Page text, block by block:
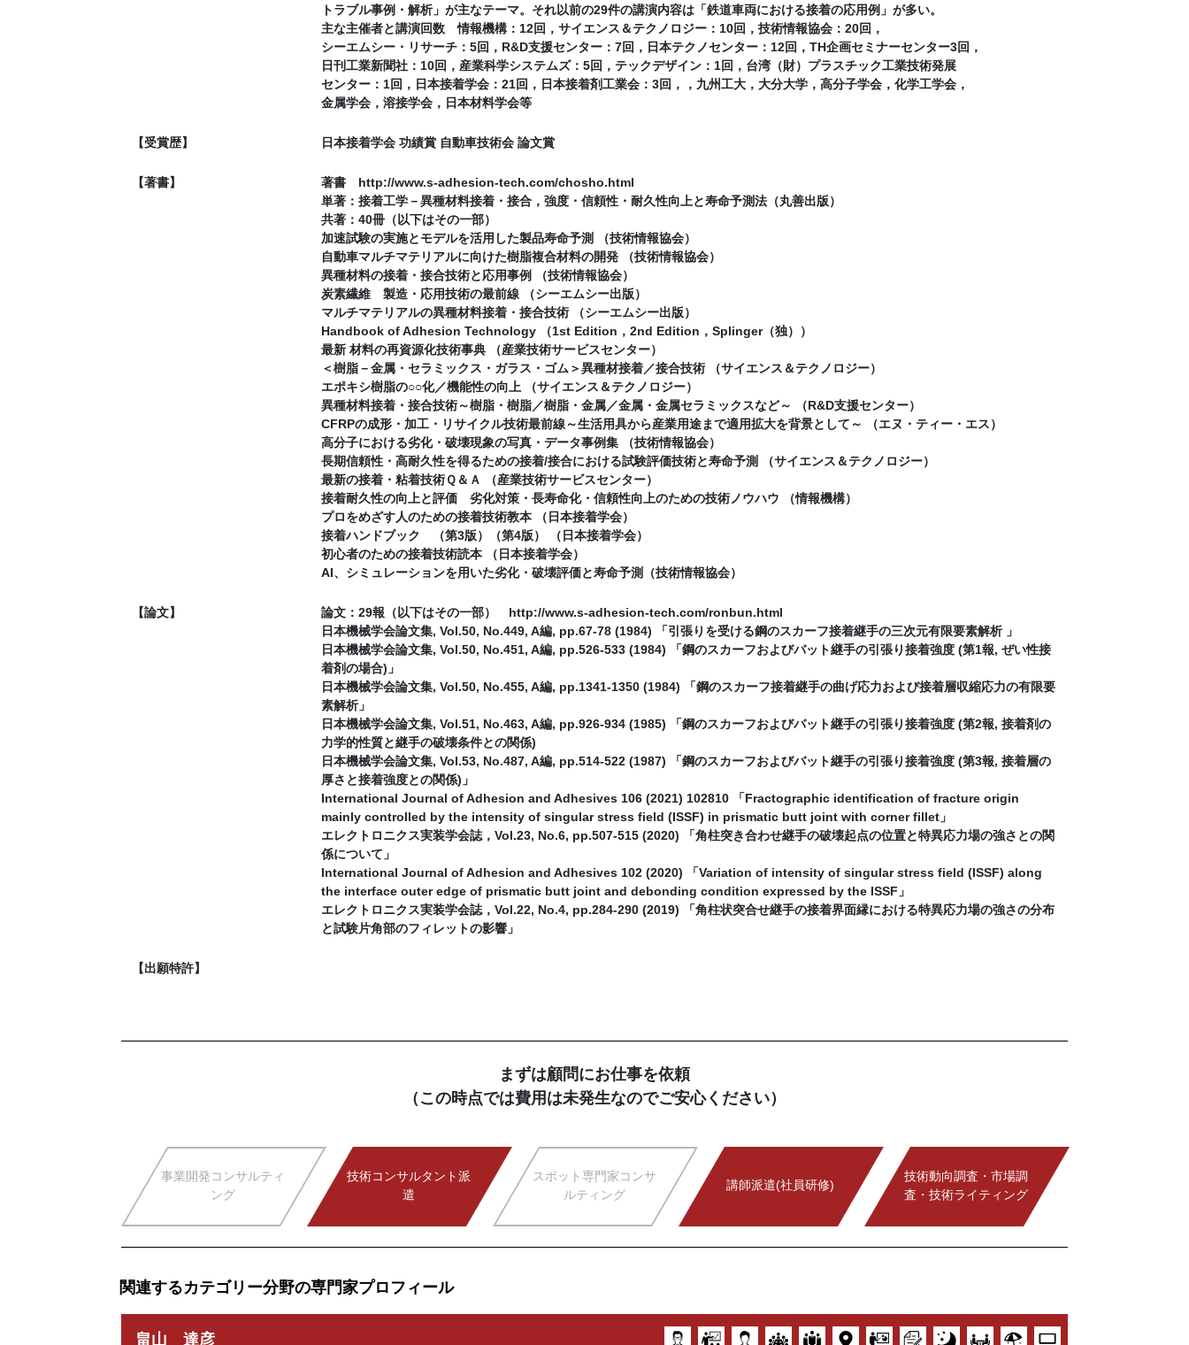
トラブル事例・解析」が主なテーマ。それ以前の29件の講演内容は「鉄道車両における接着の応用例」が多い。
主な主催者と講演回数 情報機構：12回，サイエンス＆テクノロジー：10回，技術情報協会：20回，
シーエムシー・リサーチ：5回，R&D支援センター：7回，日本テクノセンター：12回，TH企画セミナーセンター3回，
日刊工業新聞社：10回，産業科学システムズ：5回，テックデザイン：1回，台湾（財）プラスチック工業技術発展
センター：1回，日本接着学会：21回，日本接着剤工業会：3回，，九州工大，大分大学，高分子学会，化学工学会，
金属学会，溶接学会，日本材料学会等
【受賞歴】 日本接着学会 功績賞 自動車技術会 論文賞
【著書】
著書 http://www.s-adhesion-tech.com/chosho.html
単著：接着工学－異種材料接着・接合，強度・信頼性・耐久性向上と寿命予測法（丸善出版）
共著：40冊（以下はその一部）
加速試験の実施とモデルを活用した製品寿命予測 （技術情報協会）
自動車マルチマテリアルに向けた樹脂複合材料の開発 （技術情報協会）
異種材料の接着・接合技術と応用事例 （技術情報協会）
炭素繊維 製造・応用技術の最前線 （シーエムシー出版）
マルチマテリアルの異種材料接着・接合技術 （シーエムシー出版）
Handbook of Adhesion Technology （1st Edition，2nd Edition，Splinger（独））
最新 材料の再資源化技術事典 （産業技術サービスセンター）
＜樹脂－金属・セラミックス・ガラス・ゴム＞異種材接着／接合技術 （サイエンス＆テクノロジー）
エポキシ樹脂の○○化／機能性の向上 （サイエンス＆テクノロジー）
異種材料接着・接合技術～樹脂・樹脂／樹脂・金属／金属・金属セラミックスなど～ （R&D支援センター）
CFRPの成形・加工・リサイクル技術最前線～生活用具から産業用途まで適用拡大を背景として～ （エヌ・ティー・エス）
高分子における劣化・破壊現象の写真・データ事例集 （技術情報協会）
長期信頼性・高耐久性を得るための接着/接合における試験評価技術と寿命予測 （サイエンス＆テクノロジー）
最新の接着・粘着技術Ｑ＆Ａ （産業技術サービスセンター）
接着耐久性の向上と評価 劣化対策・長寿命化・信頼性向上のための技術ノウハウ （情報機構）
プロをめざす人のための接着技術教本 （日本接着学会）
接着ハンドブック （第3版）（第4版） （日本接着学会）
初心者のための接着技術読本 （日本接着学会）
AI、シミュレーションを用いた劣化・破壊評価と寿命予測（技術情報協会）
【論文】
論文：29報（以下はその一部） http://www.s-adhesion-tech.com/ronbun.html
日本機械学会論文集, Vol.50, No.449, A編, pp.67-78 (1984) 「引張りを受ける鋼のスカーフ接着継手の三次元有限要素解析 」
日本機械学会論文集, Vol.50, No.451, A編, pp.526-533 (1984) 「鋼のスカーフおよびバット継手の引張り接着強度 (第1報, ぜい性接
着剤の場合)」
日本機械学会論文集, Vol.50, No.455, A編, pp.1341-1350 (1984) 「鋼のスカーフ接着継手の曲げ応力および接着層収縮応力の有限要
素解析」
日本機械学会論文集, Vol.51, No.463, A編, pp.926-934 (1985) 「鋼のスカーフおよびバット継手の引張り接着強度 (第2報, 接着剤の
力学的性質と継手の破壊条件との関係)
日本機械学会論文集, Vol.53, No.487, A編, pp.514-522 (1987) 「鋼のスカーフおよびバット継手の引張り接着強度 (第3報, 接着層の
厚さと接着強度との関係)」
International Journal of Adhesion and Adhesives 106 (2021) 102810 「Fractographic identification of fracture origin
mainly controlled by the intensity of singular stress field (ISSF) in prismatic butt joint with corner fillet」
エレクトロニクス実装学会誌，Vol.23, No.6, pp.507-515 (2020) 「角柱突き合わせ継手の破壊起点の位置と特異応力場の強さとの関
係について」
International Journal of Adhesion and Adhesives 102 (2020) 「Variation of intensity of singular stress field (ISSF) along
the interface outer edge of prismatic butt joint and debonding condition expressed by the ISSF」
エレクトロニクス実装学会誌，Vol.22, No.4, pp.284-290 (2019) 「角柱状突合せ継手の接着界面縁における特異応力場の強さの分布
と試験片角部のフィレットの影響」
【出願特許】
まずは顧問にお仕事を依頼
（この時点では費用は未発生なのでご安心ください）
事業開発コンサルティ
ング
技術コンサルタント派
遣
スポット専門家コンサ
ルティング
講師派遣(社員研修)
技術動向調査・市場調
査・技術ライティング
関連するカテゴリー分野の専門家プロフィール
畠山 達彦